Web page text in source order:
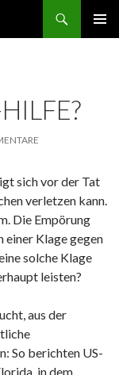
sich vor der Tat
verletzen kann.
Die Empörung
einer Klage gegen
solche Klage
leisten?
aus der
So berichten US-
in dem